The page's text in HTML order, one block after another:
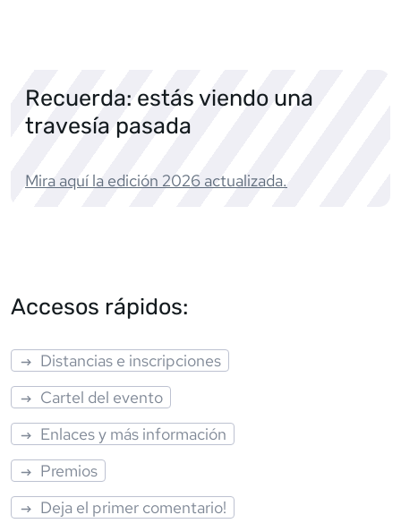
Recuerda: estás viendo una
travesía pasada
Mira aquí la edición 2026 actualizada.
Accesos rápidos:
Distancias e inscripciones
Cartel del evento
Enlaces y más información
Premios
Deja el primer comentario!